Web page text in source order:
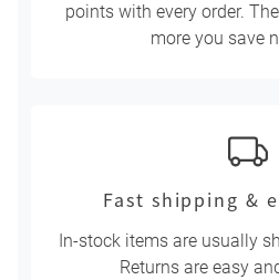
points with every order.
more you save
Fast shipping &
In-stock items are usually
Returns are easy